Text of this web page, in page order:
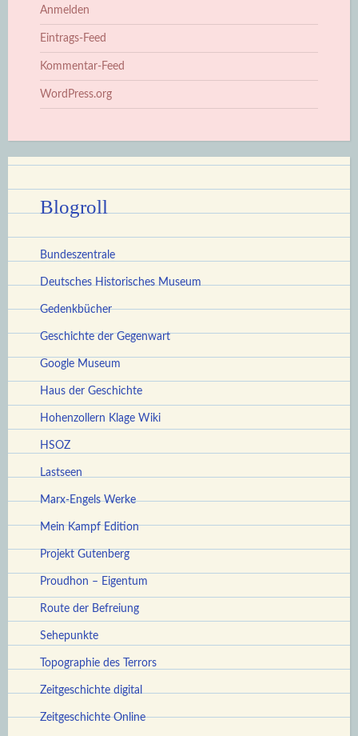
Anmelden
Eintrags-Feed
Kommentar-Feed
WordPress.org
Blogroll
Bundeszentrale
Deutsches Historisches Museum
Gedenkbücher
Geschichte der Gegenwart
Google Museum
Haus der Geschichte
Hohenzollern Klage Wiki
HSOZ
Lastseen
Marx-Engels Werke
Mein Kampf Edition
Projekt Gutenberg
Proudhon – Eigentum
Route der Befreiung
Sehepunkte
Topographie des Terrors
Zeitgeschichte digital
Zeitgeschichte Online